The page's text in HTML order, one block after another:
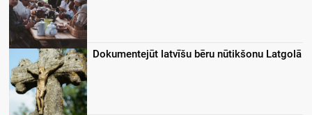
Dokumentejūt latvīšu bēru nūtikšonu Latgolā